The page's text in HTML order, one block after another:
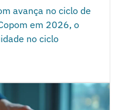
avança no ciclo de
em 2026, o
no ciclo